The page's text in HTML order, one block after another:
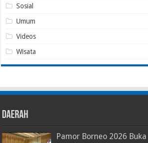
Sosial
Umum
Videos
Wisata
Daerah
Pamor Borneo 2026